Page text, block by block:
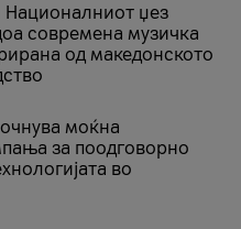
Националниот џез
современа музичка
од македонското
моќна
за поодговорно
во